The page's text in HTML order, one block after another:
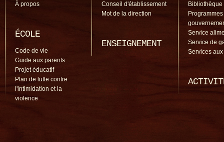
À propos
ÉCOLE
Code de vie
Guide aux parents
Projet éducatif
Plan de lutte contre
l'intimidation et la
violence
Conseil d'établissement
Mot de la direction
ENSEIGNEMENT
Bibliothèque
Programmes
Service
Service de
Services